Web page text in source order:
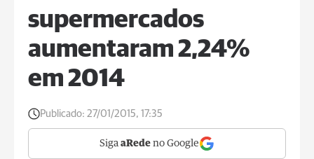
supermercados
aumentaram 2,24%
em 2014
Publicado: 27/01/2015, 17:35
Siga aRede no Google